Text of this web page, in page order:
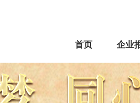
首页 企业